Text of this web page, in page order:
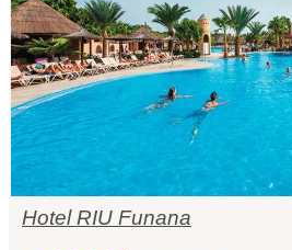
Hotel RIU Funana